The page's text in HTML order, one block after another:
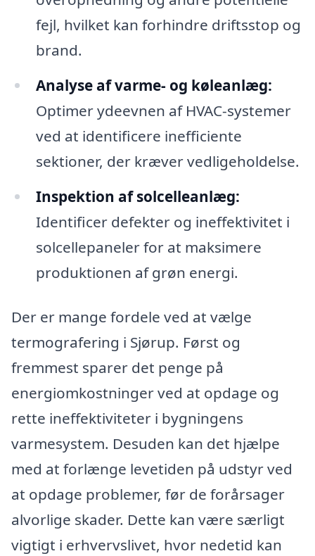
fejl, hvilket kan forhindre driftsstop og
brand.
Analyse af varme- og køleanlæg:
Optimer ydeevnen af HVAC-systemer
ved at identificere inefficiente
sektioner, der kræver vedligeholdelse.
Inspektion af solcelleanlæg:
Identificer defekter og ineffektivitet i
solcellepaneler for at maksimere
produktionen af grøn energi.
Der er mange fordele ved at vælge
termografering i Sjørup. Først og
fremmest sparer det penge på
energiomkostninger ved at opdage og
rette ineffektiviteter i bygningens
varmesystem. Desuden kan det hjælpe
med at forlænge levetiden på udstyr ved
at opdage problemer, før de forårsager
alvorlige skader. Dette kan være særligt
vigtigt i erhvervslivet, hvor nedetid kan